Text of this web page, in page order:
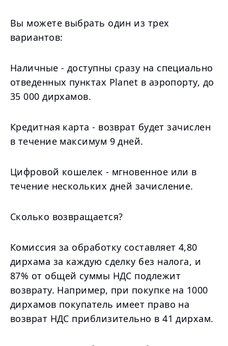
Вы можете выбрать один из трех
вариантов:
Наличные - доступны сразу на специально
отведенных пунктах Planet в аэропорту, до
35 000 дирхамов.
Кредитная карта - возврат будет зачислен
в течение максимум 9 дней.
Цифровой кошелек - мгновенное или в
течение нескольких дней зачисление.
Сколько возвращается?
Комиссия за обработку составляет 4,80
дирхама за каждую сделку без налога, и
87% от общей суммы НДС подлежит
возврату. Например, при покупке на 1000
дирхамов покупатель имеет право на
возврат НДС приблизительно в 41 дирхам.